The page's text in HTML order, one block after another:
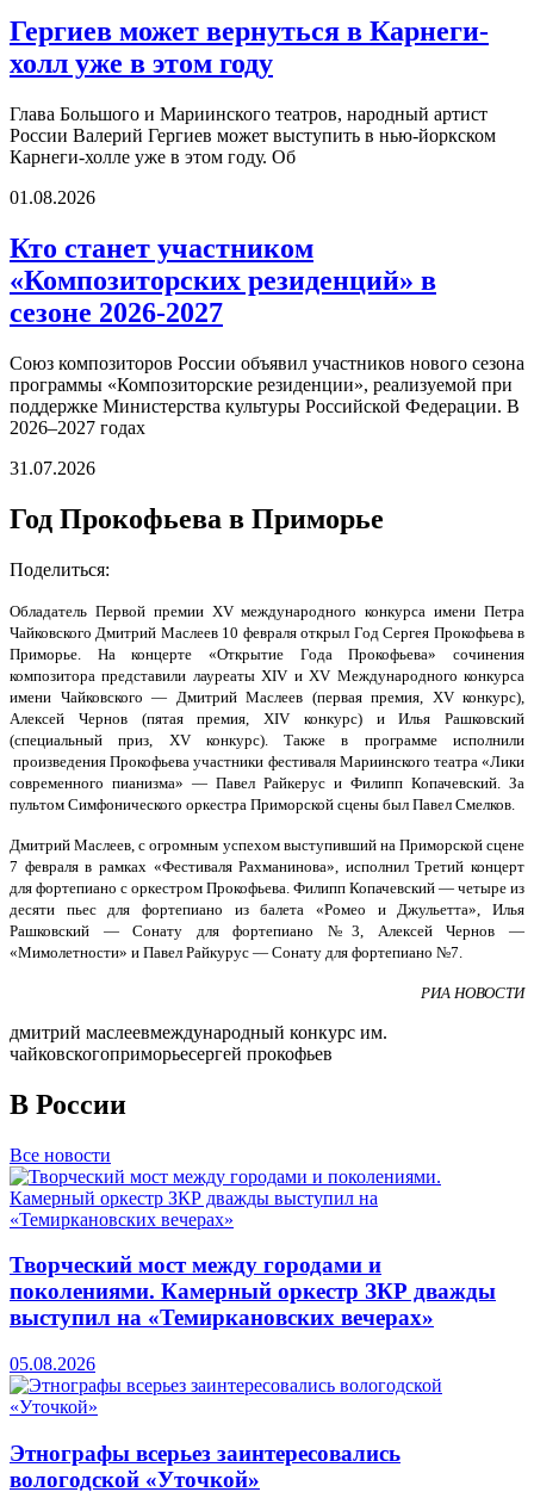
Гергиев может вернуться в Карнеги-
холл уже в этом году
Глава Большого и Мариинского театров, народный артист
России Валерий Гергиев может выступить в нью-йоркском
Карнеги-холле уже в этом году. Об
01.08.2026
Кто станет участником
«Композиторских резиденций» в
сезоне 2026-2027
Союз композиторов России объявил участников нового сезона
программы «Композиторские резиденции», реализуемой при
поддержке Министерства культуры Российской Федерации. В
2026–2027 годах
31.07.2026
Год Прокофьева в Приморье
Поделиться:
Обладатель Первой премии ХV международного конкурса имени Петра
Чайковского Дмитрий Маслеев 10 февраля открыл Год Сергея Прокофьева в
Приморье. На концерте «Открытие Года Прокофьева» сочинения
композитора представили лауреаты ХIV и ХV Международного конкурса
имени Чайковского — Дмитрий Маслеев (первая премия, ХV конкурс),
Алексей Чернов (пятая премия, ХIV конкурс) и Илья Рашковский
(специальный приз, ХV конкурс). Также в программе исполнили
произведения Прокофьева участники фестиваля Мариинского театра «Лики
современного пианизма» — Павел Райкерус и Филипп Копачевский. За
пультом Симфонического оркестра Приморской сцены был Павел Смелков.
Дмитрий Маслеев, с огромным успехом выступивший на Приморской сцене
7 февраля в рамках «Фестиваля Рахманинова», исполнил Третий концерт
для фортепиано с оркестром Прокофьева. Филипп Копачевский — четыре из
десяти пьес для фортепиано из балета «Ромео и Джульетта», Илья
Рашковский — Сонату для фортепиано №3, Алексей Чернов —
«Мимолетности» и Павел Райкурус — Сонату для фортепиано №7.
РИА НОВОСТИ
дмитрий маслеевмеждународный конкурс им.
чайковскогоприморьесергей прокофьев
В России
Все новости
Творческий мост между городами и
поколениями. Камерный оркестр ЗКР дважды
выступил на «Темиркановских вечерах»
05.08.2026
Этнографы всерьез заинтересовались
вологодской «Уточкой»